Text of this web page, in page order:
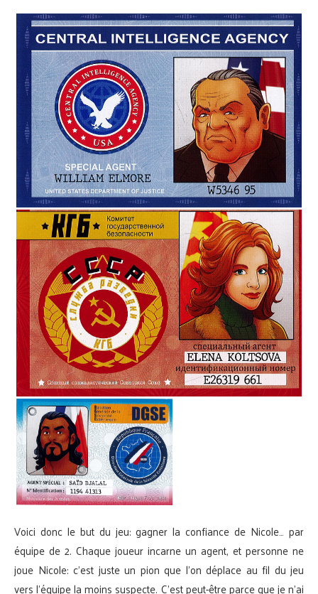
Voici donc le but du jeu: gagner la confiance de Nicole… par
équipe de 2. Chaque joueur incarne un agent, et personne ne
joue Nicole: c’est juste un pion que l’on déplace au fil du jeu
vers l’équipe la moins suspecte. C’est peut-être parce que je n’ai